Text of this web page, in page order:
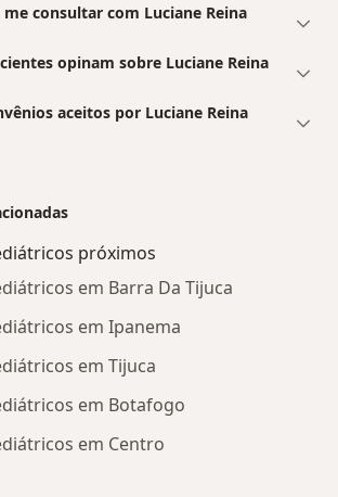
consultar com Luciane Reina
opinam sobre Luciane Reina
aceitos por Luciane Reina
próximos
em Barra Da Tijuca
em Ipanema
em Tijuca
em Botafogo
em Centro